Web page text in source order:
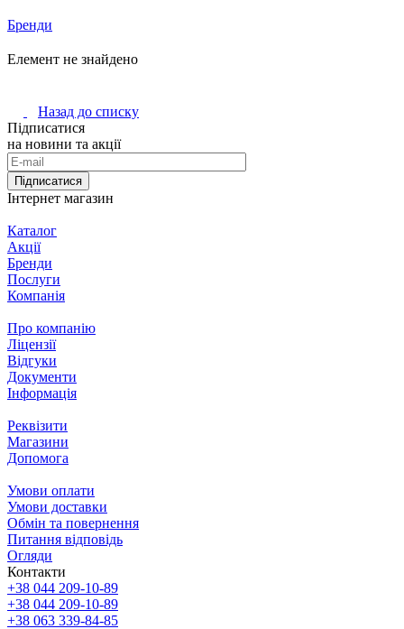
Бренди
Елемент не знайдено
Назад до списку
Підписатися
на новини та акції
Підписатися
Інтернет магазин
Каталог
Акції
Бренди
Послуги
Компанія
Про компанію
Ліцензії
Відгуки
Документи
Інформація
Реквізити
Магазини
Допомога
Умови оплати
Умови доставки
Обмін та повернення
Питання відповідь
Огляди
Контакти
+38 044 209-10-89
+38 044 209-10-89
+38 063 339-84-85